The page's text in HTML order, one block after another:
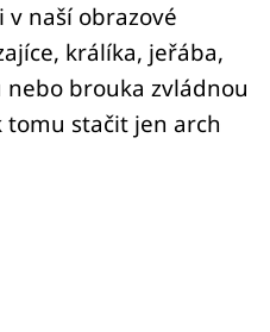
naší obrazové
králíka, jeřába,
brouka zvládnou
stačit jen arch